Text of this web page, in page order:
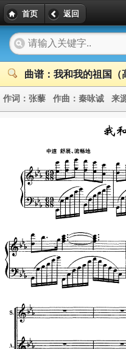
首页 返回
曲谱：我和我的祖国（
作词： 张藜 作曲： 秦咏诚 来